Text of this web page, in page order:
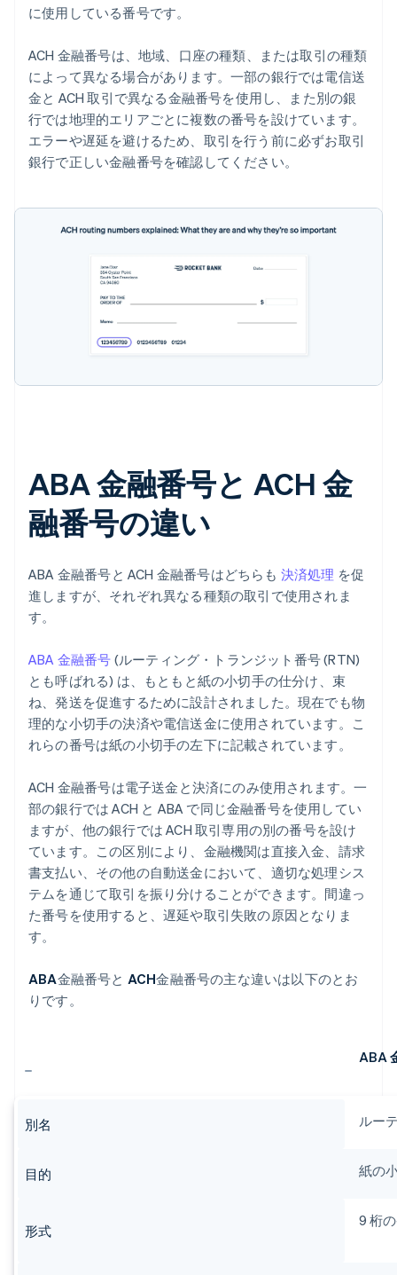
に使用している番号です。
ACH 金融番号は、地域、口座の種類、または取引の種類
によって異なる場合があります。一部の銀行では電信送
金と ACH 取引で異なる金融番号を使用し、また別の銀
行では地理的エリアごとに複数の番号を設けています。
エラーや遅延を避けるため、取引を行う前に必ずお取引
銀行で正しい金融番号を確認してください。
ABA 金融番号と ACH 金
融番号の違い
ABA 金融番号と ACH 金融番号はどちらも 決済処理 を促
進しますが、それぞれ異なる種類の取引で使用されま
す。
ABA 金融番号 (ルーティング・トランジット番号 (RTN)
とも呼ばれる) は、もともと紙の小切手の仕分け、束
ね、発送を促進するために設計されました。現在でも物
理的な小切手の決済や電信送金に使用されています。こ
れらの番号は紙の小切手の左下に記載されています。
ACH 金融番号は電子送金と決済にのみ使用されます。一
部の銀行では ACH と ABA で同じ金融番号を使用してい
ますが、他の銀行では ACH 取引専用の別の番号を設け
ています。この区別により、金融機関は直接入金、請求
書支払い、その他の自動送金において、適切な処理シス
テムを通じて取引を振り分けることができます。間違っ
た番号を使用すると、遅延や取引失敗の原因となりま
す。
ABA金融番号と ACH金融番号の主な違いは以下のとお
りです。
ABA
別名 ルー
目的 紙の
形式
9 桁